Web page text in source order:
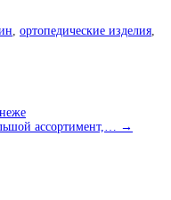
ортопедические изделия
ассортимент,…
→